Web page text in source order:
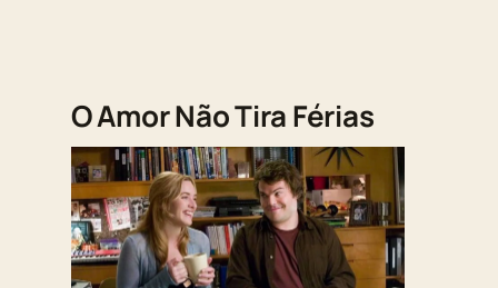
O Amor Não Tira Férias